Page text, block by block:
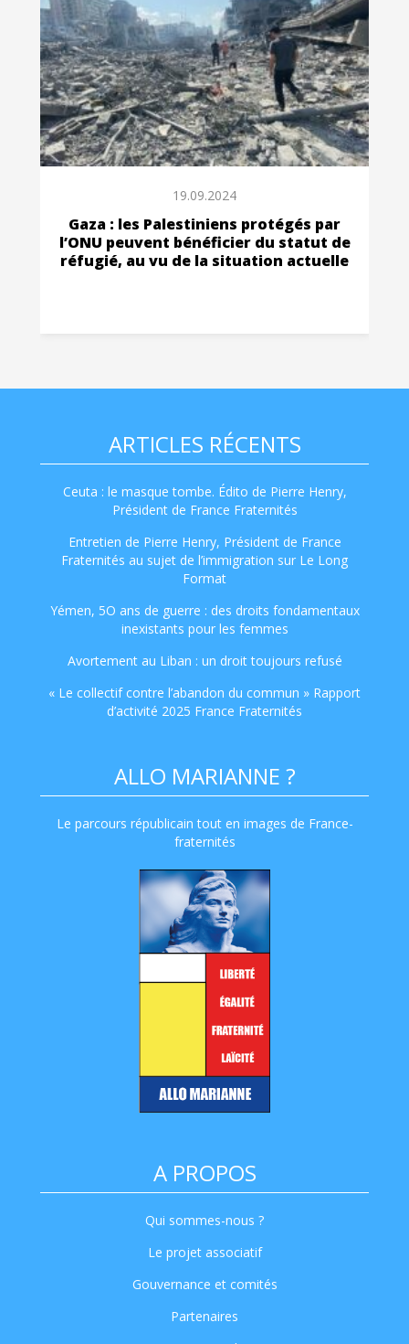
19.09.2024
Gaza : les Palestiniens protégés par
l’ONU peuvent bénéficier du statut de
réfugié, au vu de la situation actuelle
ARTICLES RÉCENTS
Ceuta : le masque tombe. Édito de Pierre Henry,
Président de France Fraternités
Entretien de Pierre Henry, Président de France
Fraternités au sujet de l’immigration sur Le Long
Format
Yémen, 5O ans de guerre : des droits fondamentaux
inexistants pour les femmes
Avortement au Liban : un droit toujours refusé
« Le collectif contre l’abandon du commun » Rapport
d’activité 2025 France Fraternités
ALLO MARIANNE ?
Le parcours républicain tout en images de France-
fraternités
A PROPOS
Qui sommes-nous ?
Le projet associatif
Gouvernance et comités
Partenaires